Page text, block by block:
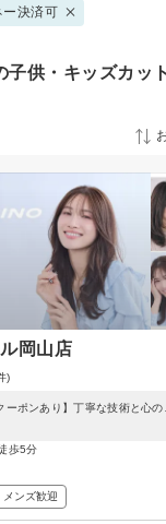
ー決済可
子供・キッズカッ
岡山店
)
ーポンあり】丁寧な技術と心
歩5分
メンズ歓迎